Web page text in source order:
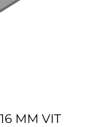
MM VIT